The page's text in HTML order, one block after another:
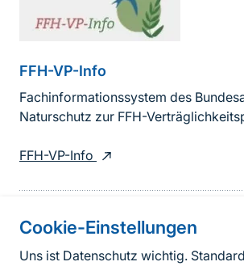
Cookie-Einstellungen
Uns ist Datenschutz wichtig.
FFH-VP-Info
Fachinformationssystem des
Naturschutz zur FFH-
FFH-VP-Info
Informationen zur Seite